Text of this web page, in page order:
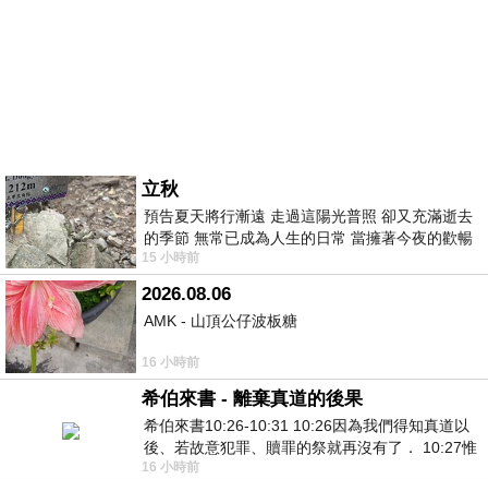
立秋
預告夏天將行漸遠 走過這陽光普照 卻又充滿逝去
的季節 無常已成為人生的日常 當擁著今夜的歡暢
舒心 轉眼驟成昨日 而明晨 太陽
15 小時前
2026.08.06
AMK - 山頂公仔波板糖
16 小時前
希伯來書 - 離棄真道的後果
希伯來書10:26-10:31 10:26因為我們得知真道以
後、若故意犯罪、贖罪的祭就再沒有了． 10:27惟
有戰懼等候審判和那燒滅眾敵人的烈火
16 小時前